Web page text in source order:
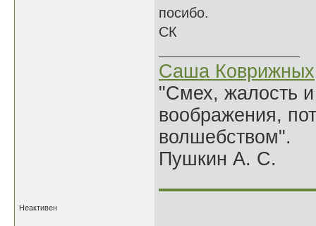
посибо.
СК
Саша Коврижных
"Смех, жалость
воображения,
волшебством".
Пушкин А. С.
Неактивен